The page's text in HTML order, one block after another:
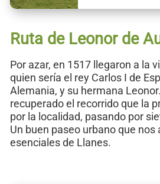
Ruta de Leonor de
Por azar, en 1517 llegaron a la
quien sería el rey Carlos I de
Alemania, y su hermana
recuperado el recorrido que la
por la localidad, pasando por
Un buen paseo urbano que
esenciales de Llanes.